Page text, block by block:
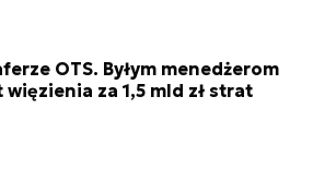
OTS. Byłym menedżerom
za 1,5 mld zł strat